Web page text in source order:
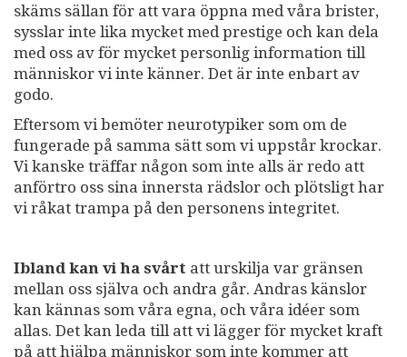
skäms sällan för att vara öppna med våra brister,
sysslar inte lika mycket med prestige och kan dela
med oss av för mycket personlig information till
människor vi inte känner. Det är inte enbart av
godo.
Eftersom vi bemöter neurotypiker som om de
fungerade på samma sätt som vi uppstår krockar.
Vi kanske träffar någon som inte alls är redo att
anförtro oss sina innersta rädslor och plötsligt har
vi råkat trampa på den personens integritet.
Ibland kan vi ha svårt att urskilja var gränsen
mellan oss själva och andra går. Andras känslor
kan kännas som våra egna, och våra idéer som
allas. Det kan leda till att vi lägger för mycket kraft
på att hjälpa människor som inte kommer att